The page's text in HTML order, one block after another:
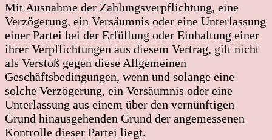
Mit Ausnahme der Zahlungsverpflichtung, eine
Verzögerung, ein Versäumnis oder eine Unterlassung
einer Partei bei der Erfüllung oder Einhaltung einer
ihrer Verpflichtungen aus diesem Vertrag, gilt nicht
als Verstoß gegen diese Allgemeinen
Geschäftsbedingungen, wenn und solange eine
solche Verzögerung, ein Versäumnis oder eine
Unterlassung aus einem über den vernünftigen
Grund hinausgehenden Grund der angemessenen
Kontrolle dieser Partei liegt.